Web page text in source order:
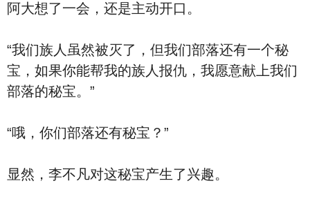
阿大想了一会，还是主动开口。
“我们族人虽然被灭了，但我们部落还有一个秘
宝，如果你能帮我的族人报仇，我愿意献上我们
部落的秘宝。”
“哦，你们部落还有秘宝？”
显然，李不凡对这秘宝产生了兴趣。